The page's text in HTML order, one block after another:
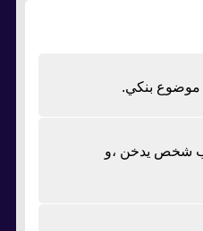
بنكي.
شخص يدخن ،و